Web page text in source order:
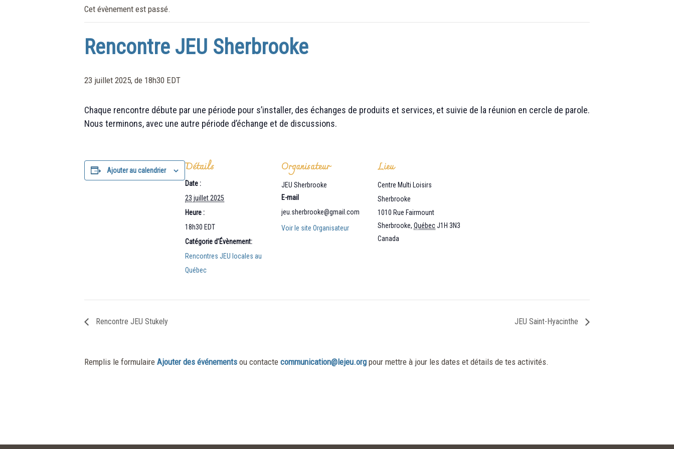
Cet évènement est passé.
Rencontre JEU Sherbrooke
23 juillet 2025, de 18h30 EDT
Chaque rencontre débute par une période pour s’installer, des échanges de produits et services, et suivie de la réunion en cercle de parole.
Nous terminons, avec une autre période d’échange et de discussions.
Ajouter au calendrier Détails
Date :
23 juillet 2025
Heure :
18h30 EDT
Catégorie d’Évènement:
Rencontres JEU locales au
Québec
Organisateur
JEU Sherbrooke
E-mail
jeu.sherbrooke@gmail.com
Voir le site Organisateur
Lieu
Centre Multi Loisirs
Sherbrooke
1010 Rue Fairmount
Sherbrooke, QuébecJ1H 3N3
Canada
Rencontre JEU Stukely JEU Saint-Hyacinthe
Remplis le formulaire Ajouter des événements ou contacte communication@lejeu.org pour mettre à jour les dates et détails de tes activités.